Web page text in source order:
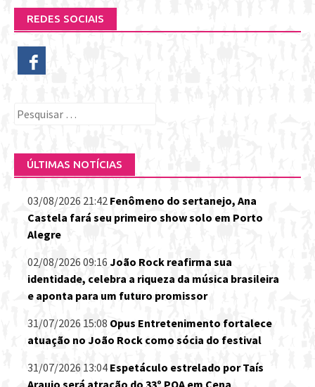
REDES SOCIAIS
Pesquisar
ÚLTIMAS NOTÍCIAS
03/08/2026 21:42 Fenômeno do sertanejo, Ana
Castela fará seu primeiro show solo em Porto
Alegre
02/08/2026 09:16 João Rock reafirma sua
identidade, celebra a riqueza da música brasileira
e aponta para um futuro promissor
31/07/2026 15:08 Opus Entretenimento fortalece
atuação no João Rock como sócia do festival
31/07/2026 13:04 Espetáculo estrelado por Taís
Araujo será atração do 33º POA em Cena